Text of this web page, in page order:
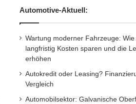
Automotive-Aktuell:
Wartung moderner Fahrzeuge:
langfristig Kosten sparen und die
erhöhen
Autokredit oder Leasing?
Vergleich
Automobilsektor: Galvanische